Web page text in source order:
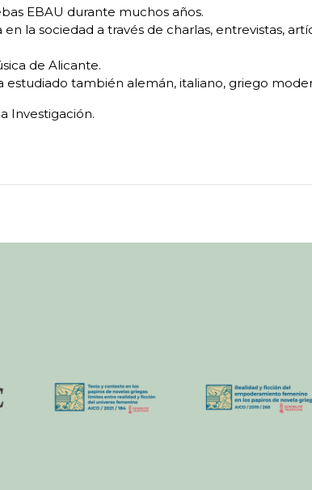
EBAU durante muchos años.
la sociedad a través de charlas, entrevistas,
de Alicante.
también alemán, italiano, griego
Investigación.